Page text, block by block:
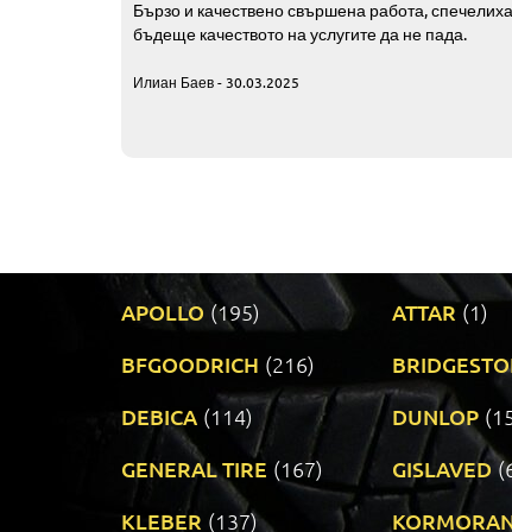
Бързо и качествено свършена работа,
бъдеще качеството на услугите да не пада.
Илиан Баев - 30.03.2025
APOLLO (195) ATTAR (1)
BFGOODRICH (216)
DEBICA (114) DUNLOP
GENERAL TIRE (167) GISLAVED
KLEBER (137)